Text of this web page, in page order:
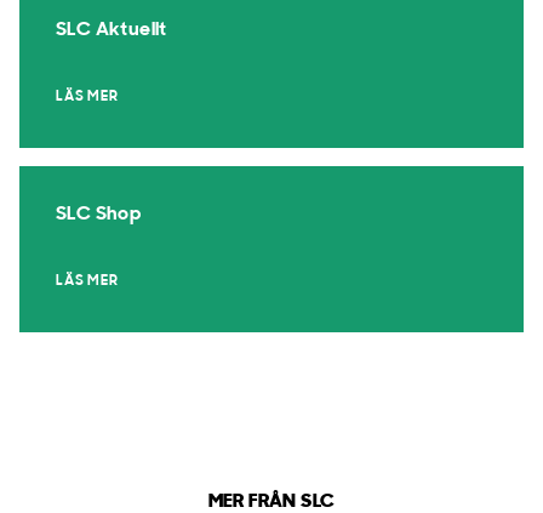
SLC Aktuellt
LÄS MER
SLC Shop
LÄS MER
MER FRÅN SLC